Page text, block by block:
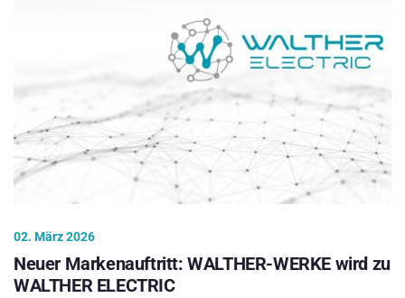
02. März 2026
Neuer Markenauftritt: WALTHER-WERKE wird zu
WALTHER ELECTRIC